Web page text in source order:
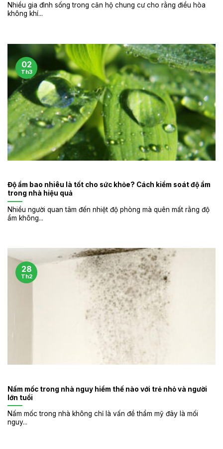
Nhiều gia đình sống trong căn hộ chung cư cho rằng điều hòa
không khí...
Độ ẩm bao nhiêu là tốt cho sức khỏe? Cách kiểm soát độ ẩm
trong nhà hiệu quả
Nhiều người quan tâm đến nhiệt độ phòng mà quên mất rằng độ
ẩm không...
02
Th3
Nấm mốc trong nhà nguy hiểm thế nào với trẻ nhỏ và người
lớn tuổi
Nấm mốc trong nhà không chỉ là vấn đề thẩm mỹ đây là mối
nguy...
28
Th2